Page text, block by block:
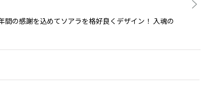
の感謝を込めてソアラを格好良くデザイン！ 入魂の